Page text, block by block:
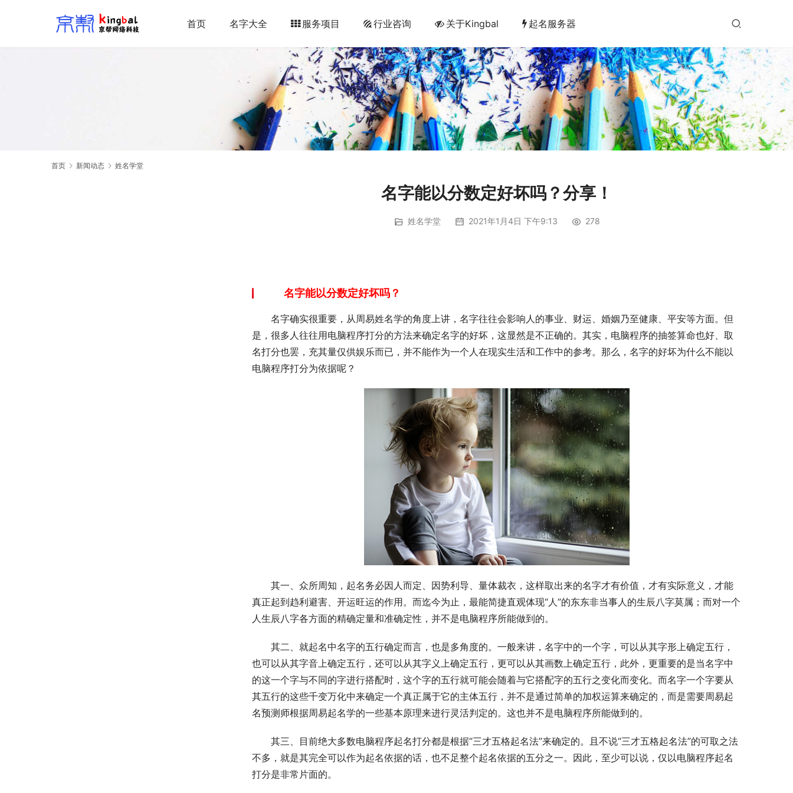
首页 名字大全 服务项目 行业咨询 关于Kingbal 起名服务器
首页 新闻动态 姓名学堂
名字能以分数定好坏吗？分享！
姓名学堂 2021年1月4日 下午9:13 278
名字能以分数定好坏吗？
名字确实很重要，从周易姓名学的角度上讲，名字往往会影响人的事业、财运、婚姻乃至健康、平安等方面。但
是，很多人往往用电脑程序打分的方法来确定名字的好坏，这显然是不正确的。其实，电脑程序的抽签算命也好、取
名打分也罢，充其量仅供娱乐而已，并不能作为一个人在现实生活和工作中的参考。那么，名字的好坏为什么不能以
电脑程序打分为依据呢？
其一、众所周知，起名务必因人而定、因势利导、量体裁衣，这样取出来的名字才有价值，才有实际意义，才能
真正起到趋利避害、开运旺运的作用。而迄今为止，最能简捷直观体现“人”的东东非当事人的生辰八字莫属；而对一个
人生辰八字各方面的精确定量和准确定性，并不是电脑程序所能做到的。
其二、就起名中名字的五行确定而言，也是多角度的。一般来讲，名字中的一个字，可以从其字形上确定五行，
也可以从其字音上确定五行，还可以从其字义上确定五行，更可以从其画数上确定五行，此外，更重要的是当名字中
的这一个字与不同的字进行搭配时，这个字的五行就可能会随着与它搭配字的五行之变化而变化。而名字一个字要从
其五行的这些千变万化中来确定一个真正属于它的主体五行，并不是通过简单的加权运算来确定的，而是需要周易起
名预测师根据周易起名学的一些基本原理来进行灵活判定的。这也并不是电脑程序所能做到的。
其三、目前绝大多数电脑程序起名打分都是根据“三才五格起名法”来确定的。且不说“三才五格起名法”的可取之法
不多，就是其完全可以作为起名依据的话，也不足整个起名依据的五分之一。因此，至少可以说，仅以电脑程序起名
打分是非常片面的。